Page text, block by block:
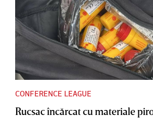
CONFERENCE LEAGUE
Rucsac încărcat cu materiale